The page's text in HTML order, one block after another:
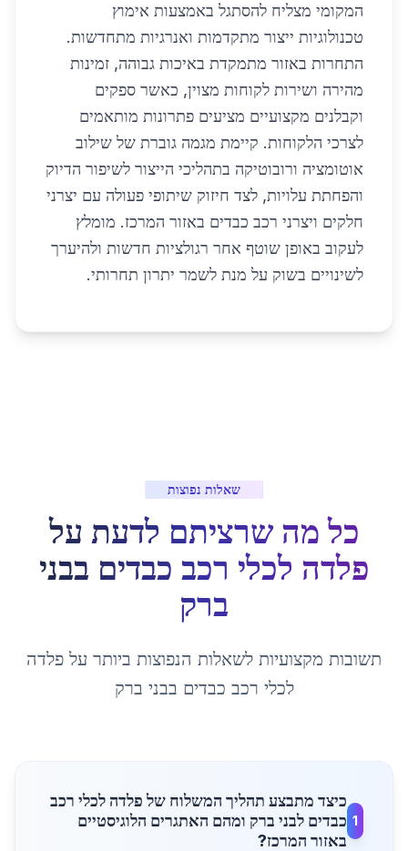
המקומי מצליח להסתגל באמצעות אימוץ
טכנולוגיות ייצור מתקדמות ואנרגיות מתחדשות.
התחרות באזור מתמקדת באיכות גבוהה, זמינות
מהירה ושירות לקוחות מצוין, כאשר ספקים
וקבלנים מקצועיים מציעים פתרונות מותאמים
לצרכי הלקוחות. קיימת מגמה גוברת של שילוב
אוטומציה ורובוטיקה בתהליכי הייצור לשיפור הדיוק
והפחתת עלויות, לצד חיזוק שיתופי פעולה עם יצרני
חלקים ויצרני רכב כבדים באזור המרכז. מומלץ
לעקוב באופן שוטף אחר רגולציות חדשות ולהיערך
לשינויים בשוק על מנת לשמר יתרון תחרותי.
שאלות נפוצות
כל מה שרציתם לדעת על
פלדה לכלי רכב כבדים בבני
ברק
תשובות מקצועיות לשאלות הנפוצות ביותר על פלדה
לכלי רכב כבדים בבני ברק
1
כיצד מתבצע תהליך המשלוח של פלדה לכלי רכב
כבדים לבני ברק ומהם האתגרים הלוגיסטיים
באזור המרכז?